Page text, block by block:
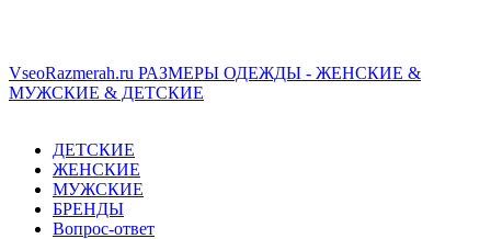
VseoRazmerah.ru РАЗМЕРЫ ОДЕЖДЫ - ЖЕНСКИЕ &
МУЖСКИЕ & ДЕТСКИЕ
ДЕТСКИЕ
ЖЕНСКИЕ
МУЖСКИЕ
БРЕНДЫ
Вопрос-ответ